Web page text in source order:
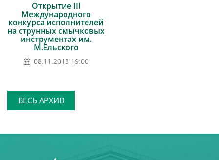
Открытие III
Международного
конкурса исполнителей
на струнных смычковых
инструментах им.
М.Ельского
08.11.2013 19:00
ВЕСЬ АРХИВ